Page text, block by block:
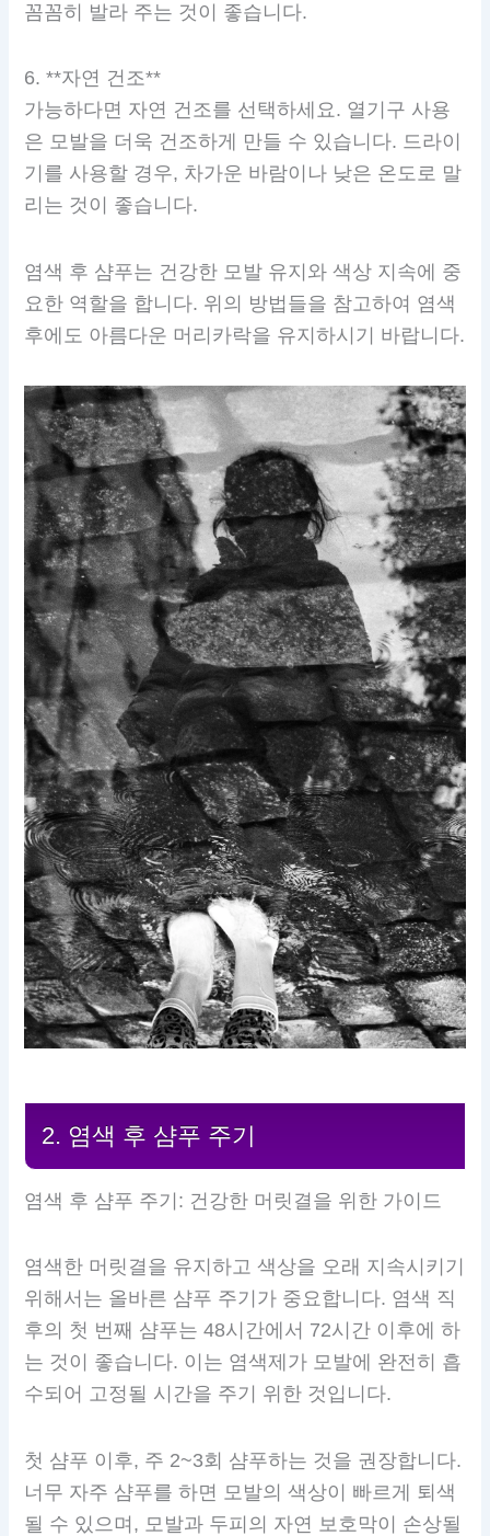
꼼꼼히 발라 주는 것이 좋습니다.
6. **자연 건조**
가능하다면 자연 건조를 선택하세요. 열기구 사용
은 모발을 더욱 건조하게 만들 수 있습니다. 드라이
기를 사용할 경우, 차가운 바람이나 낮은 온도로 말
리는 것이 좋습니다.
염색 후 샴푸는 건강한 모발 유지와 색상 지속에 중
요한 역할을 합니다. 위의 방법들을 참고하여 염색
후에도 아름다운 머리카락을 유지하시기 바랍니다.
2. 염색 후 샴푸 주기
염색 후 샴푸 주기: 건강한 머릿결을 위한 가이드
염색한 머릿결을 유지하고 색상을 오래 지속시키기
위해서는 올바른 샴푸 주기가 중요합니다. 염색 직
후의 첫 번째 샴푸는 48시간에서 72시간 이후에 하
는 것이 좋습니다. 이는 염색제가 모발에 완전히 흡
수되어 고정될 시간을 주기 위한 것입니다.
첫 샴푸 이후, 주 2~3회 샴푸하는 것을 권장합니다.
너무 자주 샴푸를 하면 모발의 색상이 빠르게 퇴색
될 수 있으며, 모발과 두피의 자연 보호막이 손상될